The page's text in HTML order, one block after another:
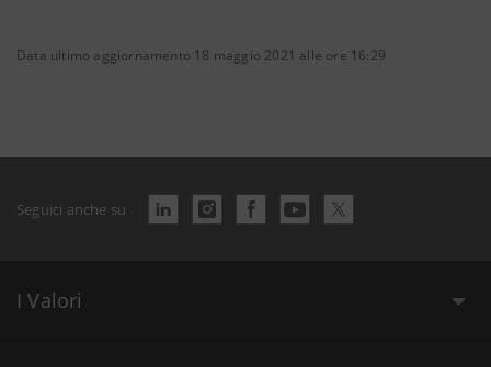
Data ultimo aggiornamento 18 maggio 2021 alle ore 16:29
Seguici anche su
I Valori